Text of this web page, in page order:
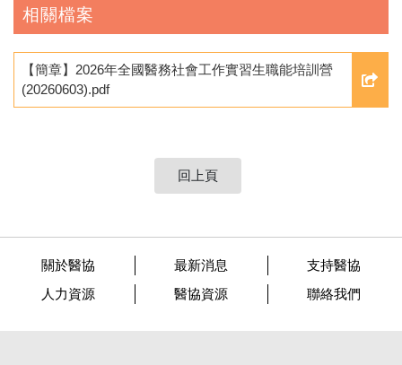
相關檔案
【簡章】2026年全國醫務社會工作實習生職能培訓營
(20260603).pdf
回上頁
關於醫協 最新消息
支持醫協
人力資源
醫協資源 聯絡我們